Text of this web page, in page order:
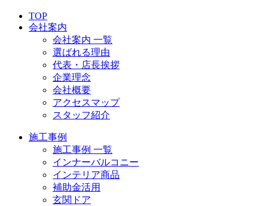
TOP
会社案内
会社案内 一覧
選ばれる理由
代表・店長挨拶
企業理念
会社概要
アクセスマップ
スタッフ紹介
施工事例
施工事例 一覧
インナーバルコニー
インテリア商品
補助金活用
玄関ドア